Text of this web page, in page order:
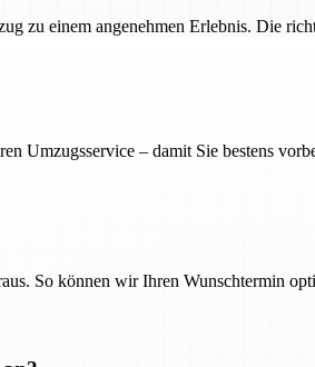
zu einem angenehmen Erlebnis. Die
Umzugsservice – damit Sie bestens
So können wir Ihren Wunschtermin